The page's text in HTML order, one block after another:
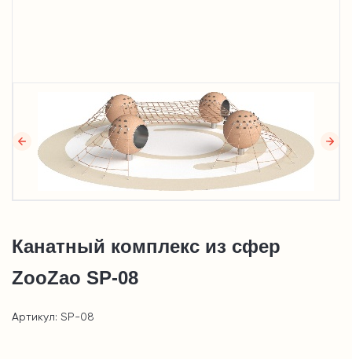
Канатный комплекс из сфер
ZooZao SP-08
Артикул: SP-08